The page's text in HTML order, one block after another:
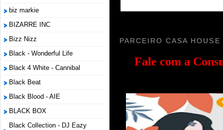
biz markie
BIZARRE INC
Bizz Nizz
Black - Wonderful Life
Black 4 White - Cannibal
Black Beat
Black Blood - AIE
BLACK BOX
Black Collection - DJ Eazy
PARCEIRO CASA HOUSE
Fale com a